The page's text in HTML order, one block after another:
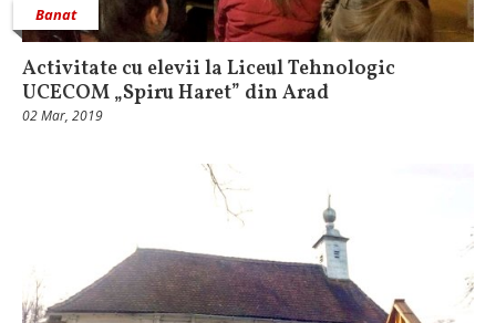
Banat
Activitate cu elevii la Liceul Tehnologic
UCECOM „Spiru Haret” din Arad
02 Mar, 2019